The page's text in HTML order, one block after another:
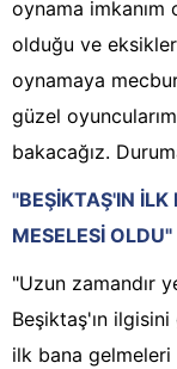
oynama
olduğu ve
oynamaya
güzel
bakacağız.
"BEŞİKTAŞ'IN İLK
MESELESİ OLDU"
"Uzun zamandır
Beşiktaş'ın
ilk bana